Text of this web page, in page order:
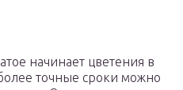
начинает цветения в
точные сроки можно